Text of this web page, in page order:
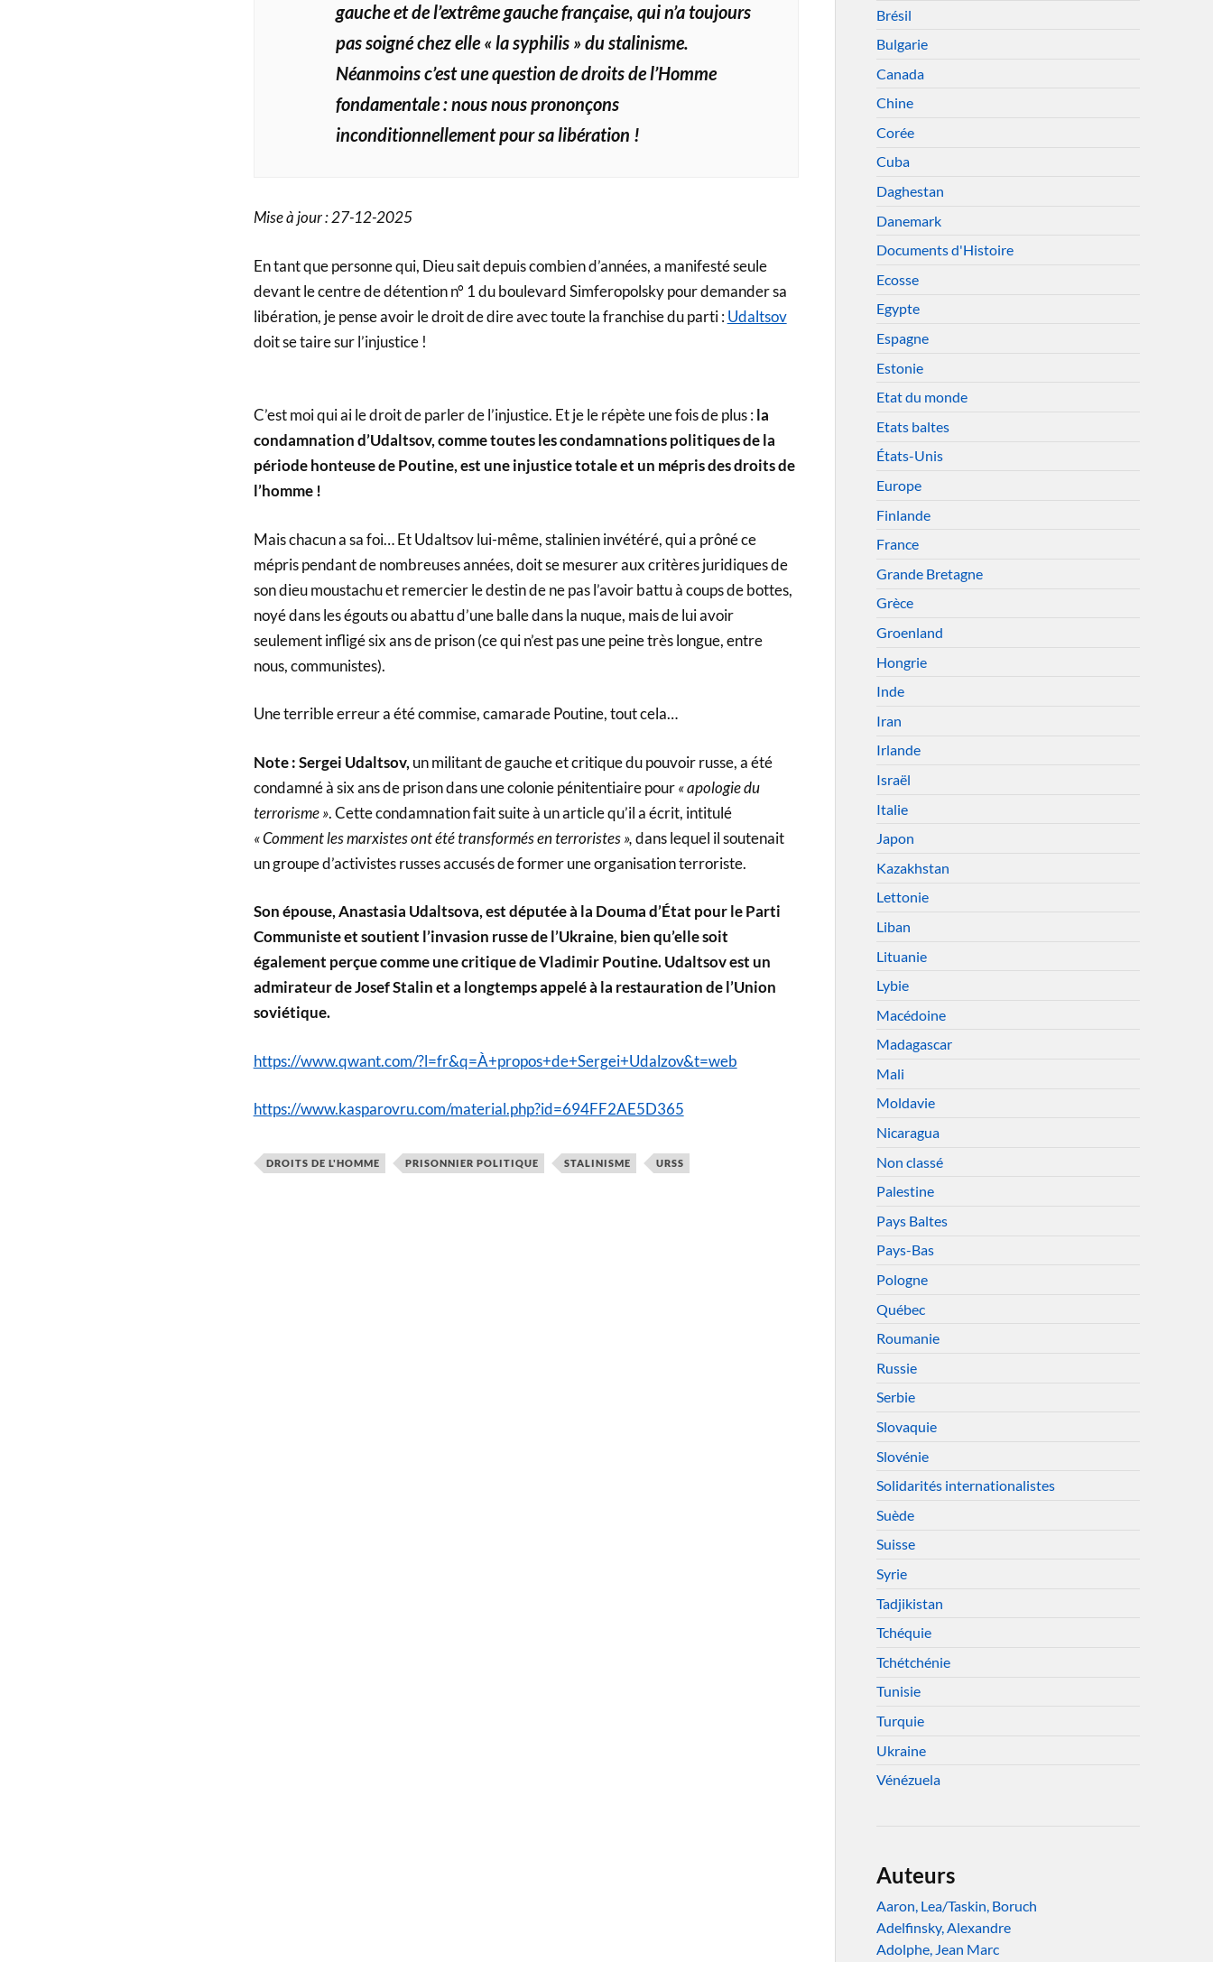
gauche et de l’extrême gauche française, qui n’a toujours
pas soigné chez elle « la syphilis » du stalinisme.
Néanmoins c’est une question de droits de l’Homme
fondamentale : nous nous prononçons
inconditionnellement pour sa libération !
Mise à jour : 27-12-2025
En tant que personne qui, Dieu sait depuis combien d’années, a manifesté seule
devant le centre de détention n° 1 du boulevard Simferopolsky pour demander sa
libération, je pense avoir le droit de dire avec toute la franchise du parti :Udaltsov
doit se taire sur l’injustice !
C’est moi qui ai le droit de parler de l’injustice. Et je le répète une fois de plus :la
condamnation d’Udaltsov, comme toutes les condamnations politiques de la
période honteuse de Poutine, est une injustice totale et un mépris des droits de
l’homme !
Mais chacun a sa foi… Et Udaltsov lui-même, stalinien invétéré, qui a prôné ce
mépris pendant de nombreuses années, doit se mesurer aux critères juridiques de
son dieu moustachu et remercier le destin de ne pas l’avoir battu à coups de bottes,
noyé dans les égouts ou abattu d’une balle dans la nuque, mais de lui avoir
seulement infligé six ans de prison (ce qui n’est pas une peine très longue, entre
nous, communistes).
Une terrible erreur a été commise, camarade Poutine, tout cela…
Note : Sergei Udaltsov, un militant de gauche et critique du pouvoir russe, a été
condamné à six ans de prison dans une colonie pénitentiaire pour« apologie du
terrorisme ». Cette condamnation fait suite à un article qu’il a écrit, intitulé
« Comment les marxistes ont été transformés en terroristes »,dans lequel il soutenait
un groupe d’activistes russes accusés de former une organisation terroriste.
Son épouse, Anastasia Udaltsova, est députée à la Douma d’État pour le Parti
Communiste et soutient l’invasion russe de l’Ukraine, bien qu’elle soit
également perçue comme une critique de Vladimir Poutine. Udaltsov est un
admirateur de Josef Stalin et a longtemps appelé à la restauration de l’Union
soviétique.
https://www.qwant.com/?l=fr&q=À+propos+de+Sergei+Udalzov&t=web
https://www.kasparovru.com/material.php?id=694FF2AE5D365
DROITS DE L'HOMME PRISONNIER POLITIQUE STALINISME URSS
Brésil
Bulgarie
Canada
Chine
Corée
Cuba
Daghestan
Danemark
Documents d'Histoire
Ecosse
Egypte
Espagne
Estonie
Etat du monde
Etats baltes
États-Unis
Europe
Finlande
France
Grande Bretagne
Grèce
Groenland
Hongrie
Inde
Iran
Irlande
Israël
Italie
Japon
Kazakhstan
Lettonie
Liban
Lituanie
Lybie
Macédoine
Madagascar
Mali
Moldavie
Nicaragua
Non classé
Palestine
Pays Baltes
Pays-Bas
Pologne
Québec
Roumanie
Russie
Serbie
Slovaquie
Slovénie
Solidarités internationalistes
Suède
Suisse
Syrie
Tadjikistan
Tchéquie
Tchétchénie
Tunisie
Turquie
Ukraine
Vénézuela
Auteurs
Aaron, Lea/Taskin, Boruch
Adelfinsky, Alexandre
Adolphe, Jean Marc